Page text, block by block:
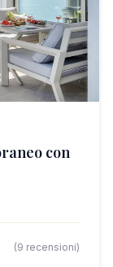
con
(9 recensioni)